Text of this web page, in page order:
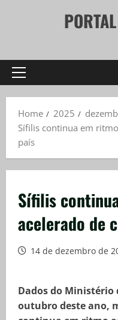
Primary
Home
2025
Sífilis continua em
país
Sífilis
acelerado de
14 de dezembro de
Dados do Ministério
outubro deste ano,